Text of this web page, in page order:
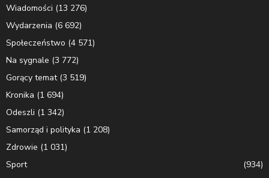
Wiadomości (13 276)
Wydarzenia (6 692)
Społeczeństwo (4 571)
Na sygnale (3 772)
Gorący temat(3 519)
Kronika (1 694)
Odeszli (1 342)
Samorząd i polityka (1 208)
Zdrowie (1 031)
Sport
(934)